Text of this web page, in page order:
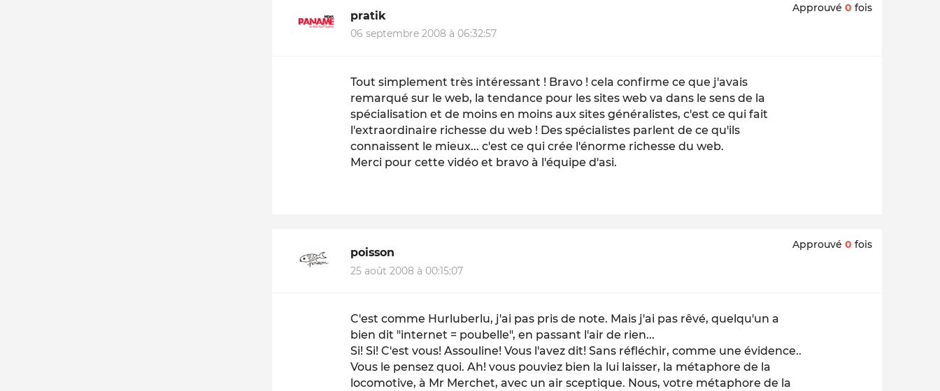
pratik
06 septembre 2008 à 06:32:57
Approuvé 0 fois
Tout simplement très intéressant ! Bravo ! cela confirme ce que j'avais
remarqué sur le web, la tendance pour les sites web va dans le sens de la
spécialisation et de moins en moins aux sites généralistes, c'est ce qui fait
l'extraordinaire richesse du web ! Des spécialistes parlent de ce qu'ils
connaissent le mieux... c'est ce qui crée l'énorme richesse du web.
Merci pour cette vidéo et bravo à l'équipe d'asi.
poisson
25 août 2008 à 00:15:07
Approuvé 0 fois
C'est comme Hurluberlu, j'ai pas pris de note. Mais j'ai pas rêvé, quelqu'un a
bien dit "internet = poubelle", en passant l'air de rien...
Si! Si! C'est vous! Assouline! Vous l'avez dit! Sans réfléchir, comme une évidence..
Vous le pensez quoi. Ah! vous pouviez bien la lui laisser, la métaphore de la
locomotive, à Mr Merchet, avec un air sceptique. Nous, votre métaphore de la